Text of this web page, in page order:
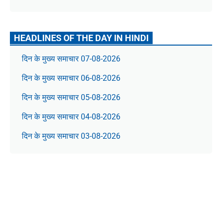
HEADLINES OF THE DAY IN HINDI
दिन के मुख्य समाचार 07-08-2026
दिन के मुख्य समाचार 06-08-2026
दिन के मुख्य समाचार 05-08-2026
दिन के मुख्य समाचार 04-08-2026
दिन के मुख्य समाचार 03-08-2026